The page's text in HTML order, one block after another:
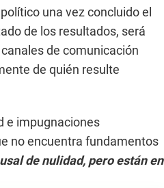
una vez concluido el
de los resultados, será
de comunicación
de quién resulte
e impugnaciones
no encuentra fundamentos
de nulidad, pero están en